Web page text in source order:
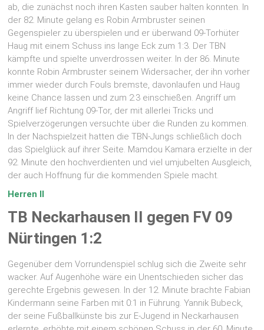
ab, die zunächst noch ihren Kasten sauber halten konnten. In
der 82. Minute gelang es Robin Armbruster seinen
Gegenspieler zu überspielen und er überwand 09-Torhüter
Haug mit einem Schuss ins lange Eck zum 1:3. Der TBN
kämpfte und spielte unverdrossen weiter. In der 86. Minute
konnte Robin Armbruster seinem Widersacher, der ihn vorher
immer wieder durch Fouls bremste, davonlaufen und Haug
keine Chance lassen und zum 2:3 einschießen. Angriff um
Angriff lief Richtung 09-Tor, der mit allerlei Tricks und
Spielverzögerungen versuchte über die Runden zu kommen.
In der Nachspielzeit hatten die TBN-Jungs schließlich doch
das Spielglück auf ihrer Seite. Mamdou Kamara erzielte in der
92. Minute den hochverdienten und viel umjubelten Ausgleich,
der auch Hoffnung für die kommenden Spiele macht.
Herren II
TB Neckarhausen II gegen FV 09
Nürtingen 1:2
Gegenüber dem Vorrundenspiel schlug sich die Zweite sehr
wacker. Auf Augenhöhe wäre ein Unentschieden sicher das
gerechte Ergebnis gewesen. In der 12. Minute brachte Fabian
Kindermann seine Farben mit 0:1 in Führung. Yannik Bubeck,
der seine Fußballkünste bis zur E-Jugend in Neckarhausen